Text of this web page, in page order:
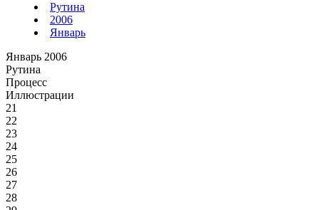
Рутина
2006
Январь
Январь 2006
Рутина
Процесс
Иллюстрации
21
22
23
24
25
26
27
28